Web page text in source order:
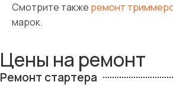
Смотрите также ремонт
марок.
Цены на ремонт
Ремонт стартера